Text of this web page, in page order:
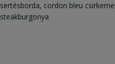
sertésborda, cordon bleu
steakburgonya